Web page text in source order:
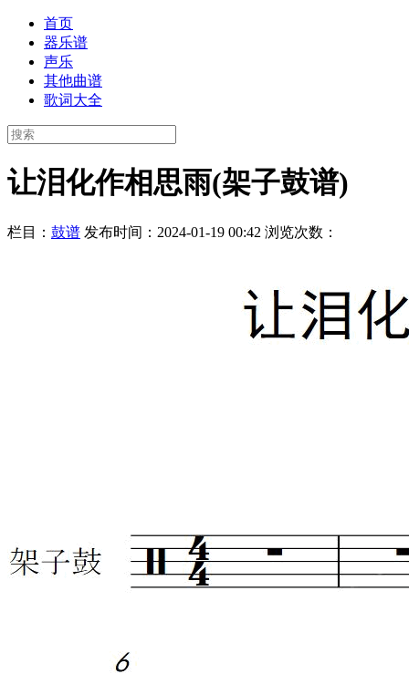
首页
器乐谱
声乐
其他曲谱
歌词大全
让泪化作相思雨(架子鼓谱)
栏目： 鼓谱 发布时间：2024-01-19 00:42 浏览次数：